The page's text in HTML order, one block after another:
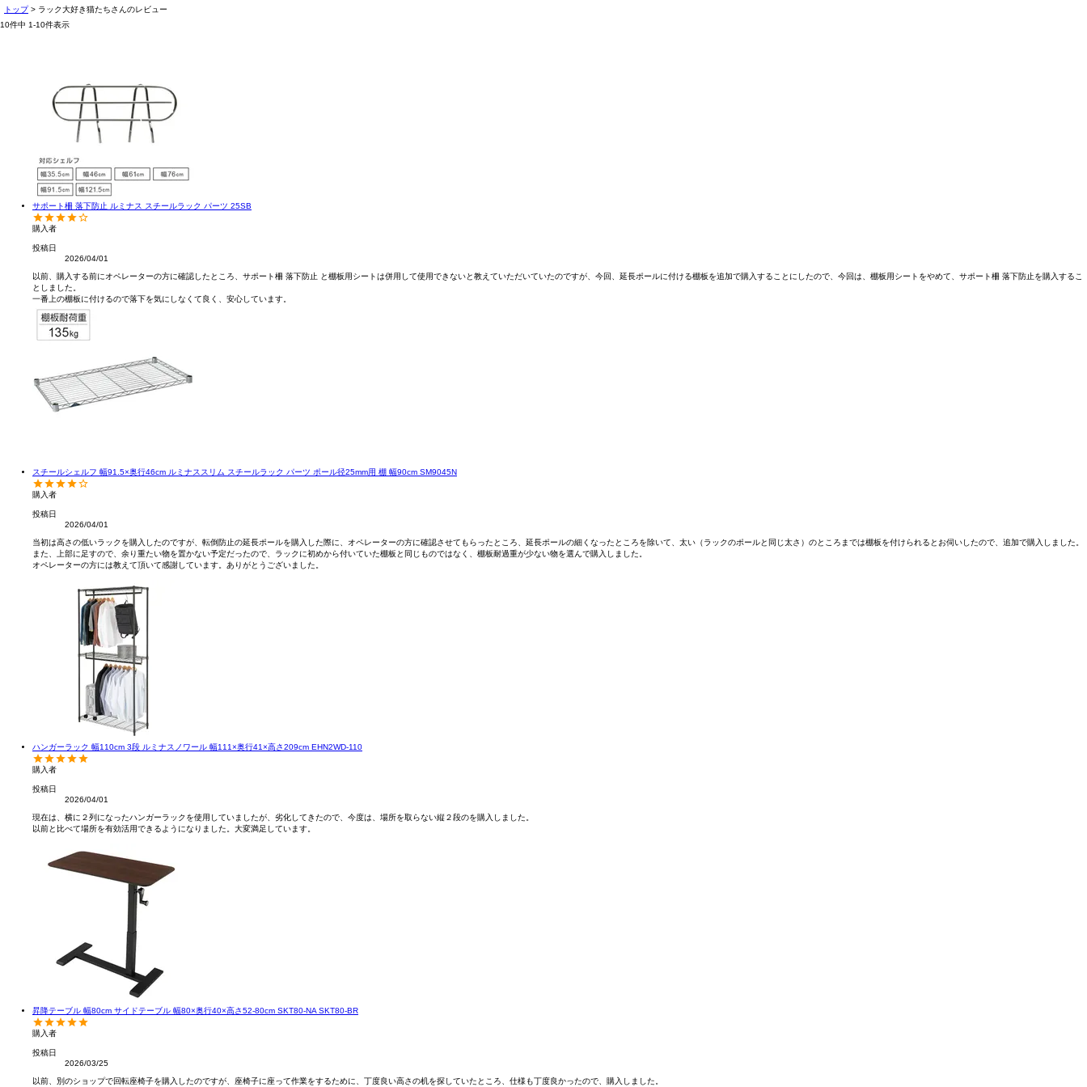
トップ
ラック大好き猫たちさんのレビュー
10件中 1-10件表示
サポート柵 落下防止 ルミナス スチールラック パーツ 25SB
購入者
投稿日
2026/04/01
以前、購入する前にオペレーターの方に確認したところ、サポート柵 落下防止 と棚板用シートは併用して使用できないと教えていただいていたのですが、今回、延長ポールに付ける棚板を追加で購入することにしたので、今回は、棚板用シートをやめて、サポート柵 落下防止を購入するこ
としました。
スチールシェルフ 幅91.5×奥行46cm ルミナススリム スチールラック パーツ ポール径25mm用 棚 幅90cm SM9045N
購入者
投稿日
2026/04/01
当初は高さの低いラックを購入したのですが、転倒防止の延長ポールを購入した際に、オペレーターの方に確認させてもらったところ、延長ポールの細くなったところを除いて、太い（ラックのポールと同じ太さ）のところまでは棚板を付けられるとお伺いしたので、追加で購入しました。
また、上部に足すので、余り重たい物を置かない予定だったので、ラックに初めから付いていた棚板と同じものではなく、棚板耐過重が少ない物を選んで購入しました。
オペレーターの方には教えて頂いて感謝しています。ありがとうございました。
ハンガーラック 幅110cm 3段 ルミナスノワール 幅111×奥行41×高さ209cm EHN2WD-110
購入者
投稿日
2026/04/01
現在は、横に２列になったハンガーラックを使用していましたが、劣化してきたので、今度は、場所を取らない縦２段のを購入しました。
以前と比べて場所を有効活用できるようになりました。大変満足しています。
昇降テーブル 幅80cm サイドテーブル 幅80×奥行40×高さ52-80cm SKT80-NA SKT80-BR
購入者
投稿日
2026/03/25
以前、別のショップで回転座椅子を購入したのですが、座椅子に座って作業をするために、丁度良い高さの机を探していたところ、仕様も丁度良かったので、購入しました。